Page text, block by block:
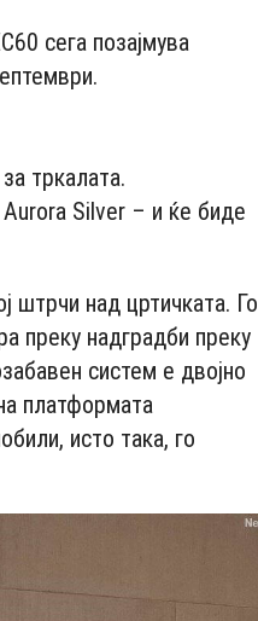
сега позајмува
тркалата.
Silver – и ќе биде
штрчи над цртичката. Го
преку надградби преку
систем е двојно
платформата
исто така, го